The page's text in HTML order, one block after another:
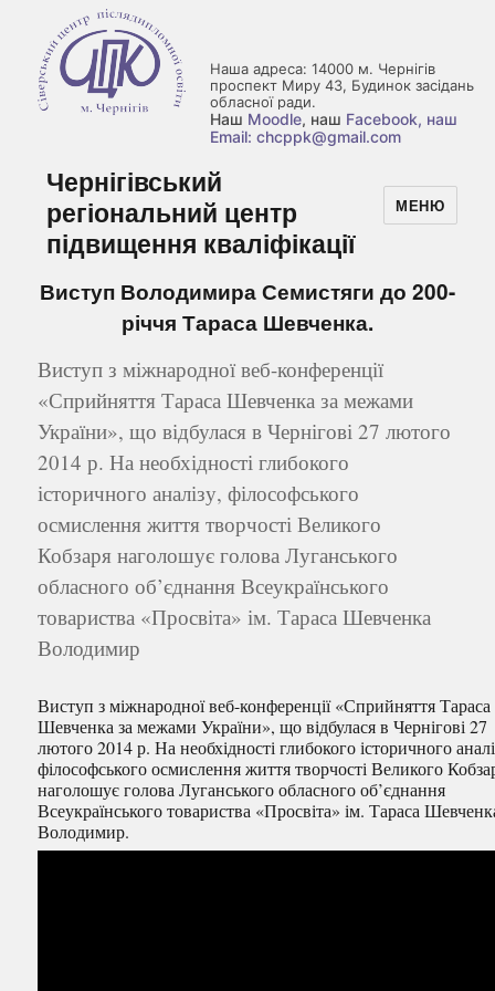
Наша адреса: 14000 м. Чернігів
проспект Миру 43, Будинок засідань
обласної ради.
Наш Moodle, наш Facebook, наш
Email: chcppk@gmail.com
Чернігівський
регіональний центр
підвищення кваліфікації
МЕНЮ
Виступ Володимира Семистяги до 200-
річчя Тараса Шевченка.
Виступ з міжнародної веб-конференції
«Сприйняття Тараса Шевченка за межами
України», що відбулася в Чернігові 27 лютого
2014 р. На необхідності глибокого
історичного аналізу, філософського
осмислення життя творчості Великого
Кобзаря наголошує голова Луганського
обласного об’єднання Всеукраїнського
товариства «Просвіта» ім. Тараса Шевченка
Володимир
Виступ з міжнародної веб-конференції «Сприйняття Тараса
Шевченка за межами України», що відбулася в Чернігові 27
лютого 2014 р. На необхідності глибокого історичного
філософського осмислення життя творчості Великого
наголошує голова Луганського обласного об’єднання
Всеукраїнського товариства «Просвіта» ім. Тараса
Володимир.